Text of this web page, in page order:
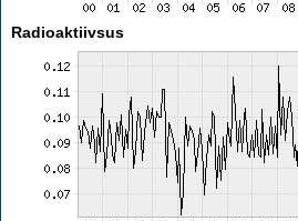
Radioaktiivsus